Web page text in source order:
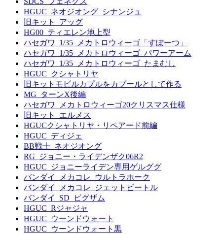
HGUC_ネオジオング_シナンジュ
旧キット_アッグ
HG00_ティエレン地上型
ハセガワ_1/35_メカトロウィーゴ「すぽーつ」
ハセガワ_1/35_メカトロウィーゴ_パワーアーム
ハセガワ_1/35_メカトロウィーゴ_たまむし
HGUC_クシャトリヤ
旧キットモビルカプルをカプールとして作る
MG_ターンX後編
ハセガワ_メカトロウィーゴ20クリスマス仕様
旧キット_エルメス
HGUCクシャトリヤ・リペアード前編
HGUC_ディジェ
BB戦士_ネオジオング
RG_ジョニー・ライデンザク06R2
HGUC_ジョニーライデン専用ゲルググ
バンダイ_メカコレ_ウルトラホーク
バンダイ_メカコレ_ジェットビートル
バンダイ_SD_ビグザム
HGUC_Rジャジャ
HGUC_ウーンドウォート
HGUC_ウーンドウォート黒